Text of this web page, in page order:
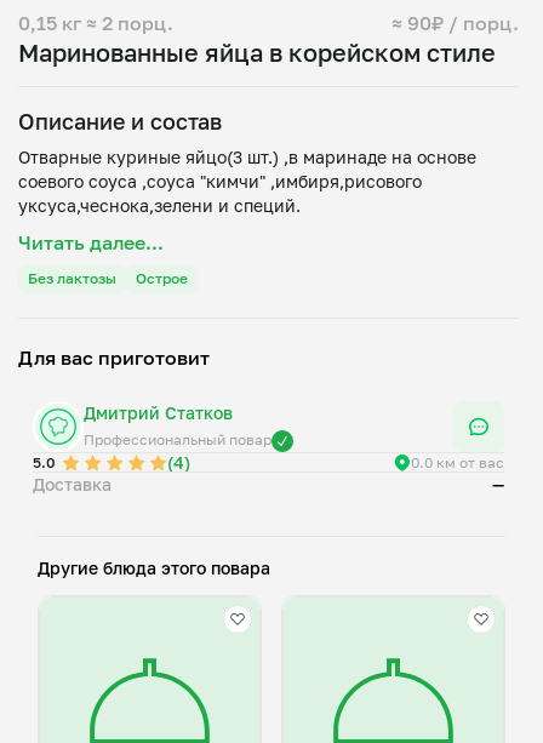
Маринованные яйца в корейском стиле
0,15 кг ≈ 2 порц. ≈ 90₽ / порц.
Описание и состав
Отварные куриные яйцо(3 шт.) ,в маринаде на основе
соевого соуса ,соуса "кимчи" ,имбиря,рисового
Читать далее...
Без лактозы Острое
Для вас приготовит
Дмитрий Статков
Профессиональный повар
5.0
(4) 0.0 км от вас
Доставка —
Другие блюда этого повара